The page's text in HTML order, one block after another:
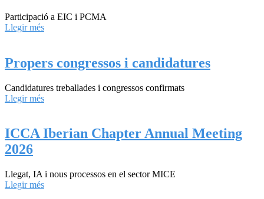
Participació a EIC i PCMA
Llegir més
Propers congressos i candidatures
Candidatures treballades i congressos confirmats
Llegir més
ICCA Iberian Chapter Annual Meeting
2026
Llegat, IA i nous processos en el sector MICE
Llegir més